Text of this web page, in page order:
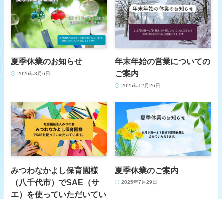
夏季休業のお知らせ
2026年8月6日
年末年始の営業についての
ご案内
2025年12月26日
みつわなかよし保育園様
（八千代市）でSAE（サ
エ）を使っていただいてい
夏季休業のご案内
2025年7月29日